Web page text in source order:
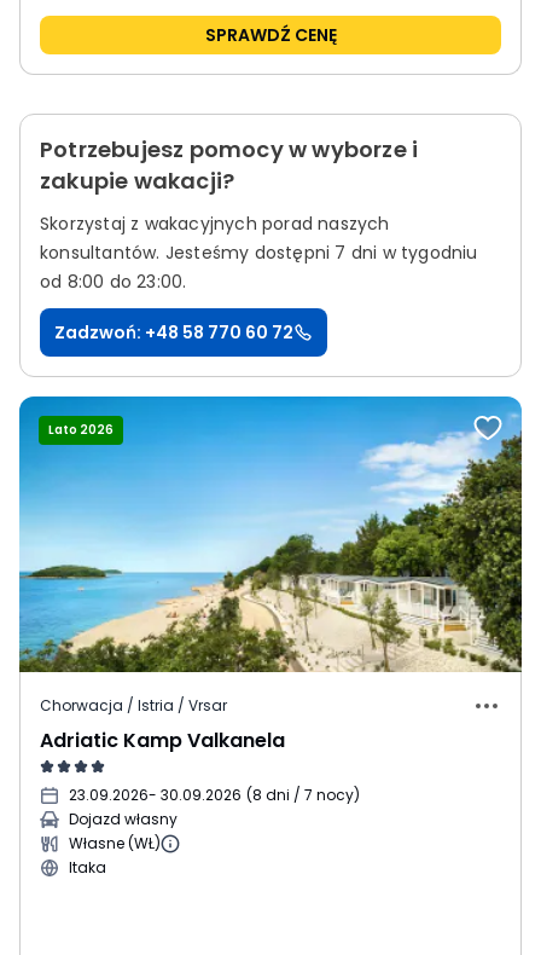
SPRAWDŹ CENĘ
Potrzebujesz pomocy w wyborze i
zakupie wakacji?
Skorzystaj z wakacyjnych porad naszych
konsultantów. Jesteśmy dostępni 7 dni w tygodniu
od 8:00 do 23:00.
Zadzwoń: +48 58 770 60 72
Lato 2026
Chorwacja / Istria / Vrsar
Adriatic Kamp Valkanela
23.09.2026- 30.09.2026 (8 dni / 7 nocy)
Dojazd własny
Własne (WŁ)
Itaka